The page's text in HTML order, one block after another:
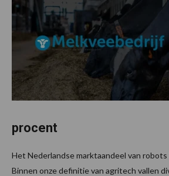
procent
Het Nederlandse marktaandeel van
Binnen onze definitie van agritech vallen